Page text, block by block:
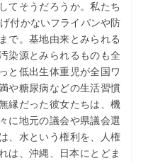
てそうだろうか。私たち
付かないフライパンや防
で。基地由来とみられる
染源とみられるものも全
と低出生体重児が全国ワ
や糖尿病などの生活習慣
縁だった彼女たちは、機
に地元の議会や県議会選
、水という権利を、人権
、沖縄、日本にとどま